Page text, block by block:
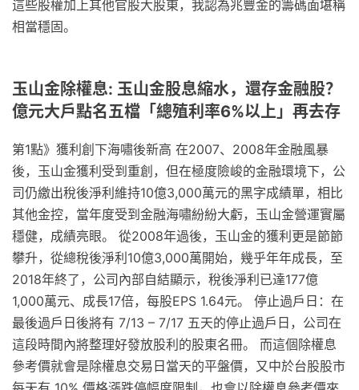
這些股權加上其他官股大股東，我認為兆豐金的籌碼面堪稱
相當穩固。
玉山金除權息: 玉山金股息縮水，還存金融股？
億元大戶點名五檔「總殖利率6%以上」再去存
第1點》獲利創下海嘯後新高 在2007、2008年金融風暴
後，玉山金獲利受到重創，但在極度險峻的金融環境下，公
司仍繳出稅後淨利維持10億3,000萬元的黑字成績單，相比
其他金控，當年度受到金融海嘯紛紛大虧，玉山金營運實屬
穩健，成績亮眼。 從2008年過後，玉山金的獲利更是節節
攀升，從總稅後淨利10億3,000萬開始，幾乎年年成長，至
2018年終了，公司內部自結顯示，稅後淨利已達177億
1,000萬元、成長17倍，每股EPS 1.64元。 停止過戶日：在
最後過戶日後將有 7/13 – 7/17 五天的停止過戶日，公司在
這段時間內將整理好發放股利的股東名冊。 而這個除權息
參考價就會是除權息交易日當天的平盤價，又中於台股股市